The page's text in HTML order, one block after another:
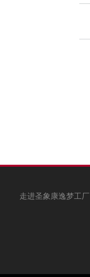
走进圣象康逸梦工厂